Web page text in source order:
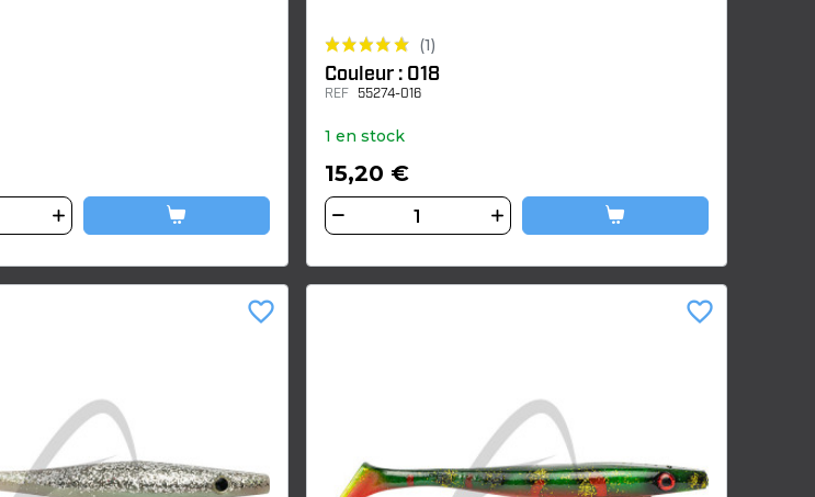
(1)
Couleur : 018
REF 55274-016
1 en stock
15,20 €
favorite_border favorite_border